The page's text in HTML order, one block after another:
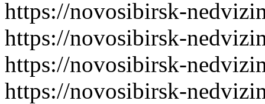
https://novosibirsk-
https://novosibirsk-
https://novosibirsk-
https://novosibirsk-